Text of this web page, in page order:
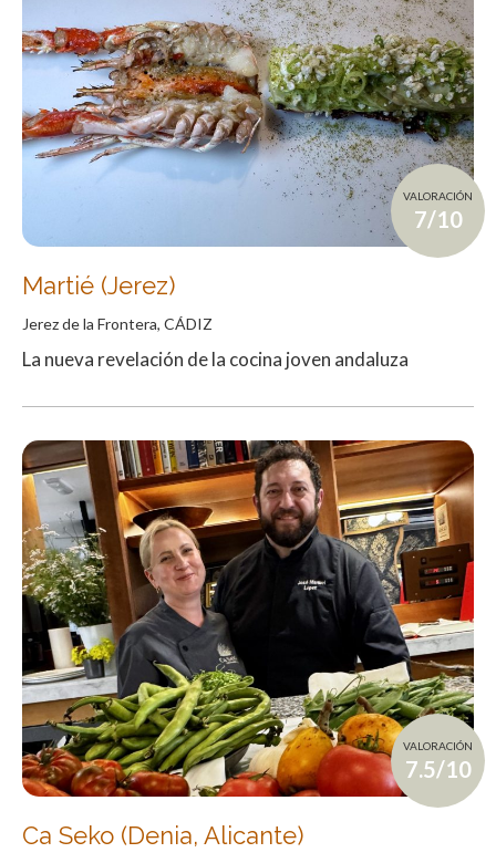
VALORACIÓN
7/10
Martié (Jerez)
Jerez de la Frontera, CÁDIZ
La nueva revelación de la cocina joven andaluza
VALORACIÓN
7.5/10
Ca Seko (Denia, Alicante)